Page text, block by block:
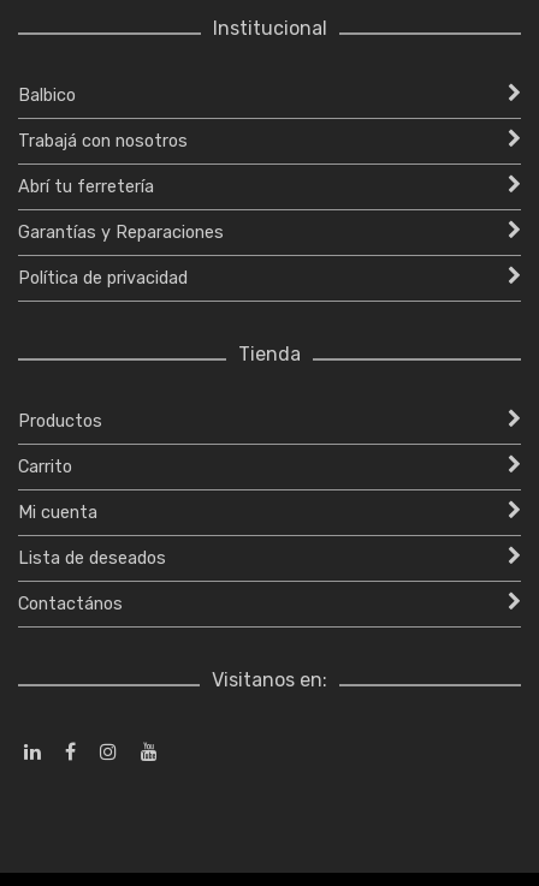
Institucional
Balbico
Trabajá con nosotros
Abrí tu ferretería
Garantías y Reparaciones
Política de privacidad
Tienda
Productos
Carrito
Mi cuenta
Lista de deseados
Contactános
Visitanos en: